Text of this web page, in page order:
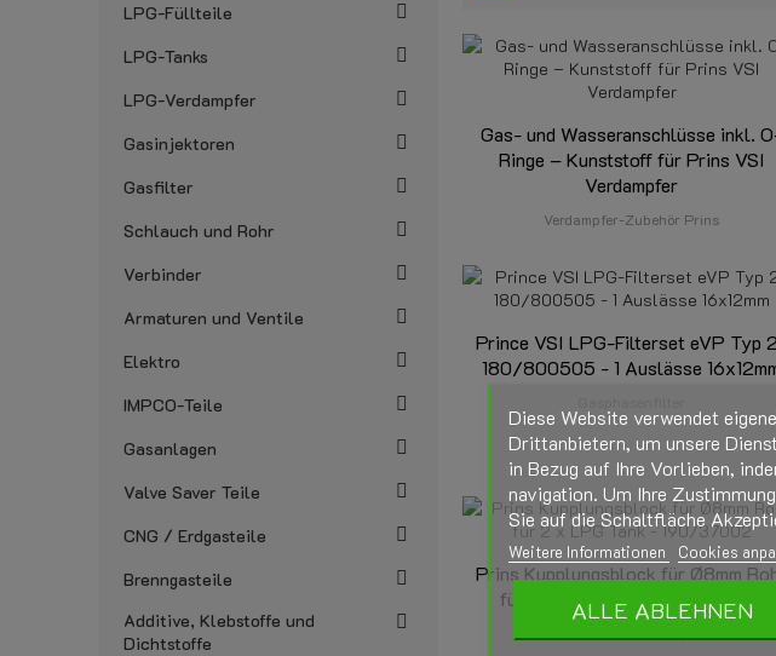
LPG-Füllteile
LPG-Tanks
LPG-Verdampfer
Gasinjektoren
Gasfilter
Schlauch und Rohr
Verbinder
Armaturen und Ventile
Elektro
IMPCO-Teile
Gasanlagen
Valve Saver Teile
CNG / Erdgasteile
Brenngasteile
Additive, Klebstoffe und
Dichtstoffe
Gas- und Wasseranschlüsse inkl.
Ringe – Kunststoff für Prins VSI
Verdampfer
Verdampfer-Zubehör Prins
Prince VSI LPG-Filterset eVP Typ
180/800505 - 1 Auslässe
Prins Kupplungsblock für Ø8mm
für 2 x LPG Tank - 190/37002
Diese Website verwendet
Drittanbietern, um unsere
in Bezug auf Ihre Vorlieben,
navigation. Um Ihre
Sie auf die Schaltfläche
Weitere Informationen Cookies
ALLE ABLEHNEN